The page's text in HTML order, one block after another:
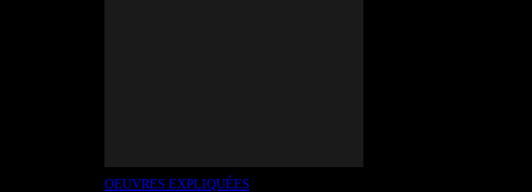
OEUVRES EXPLIQUÉES